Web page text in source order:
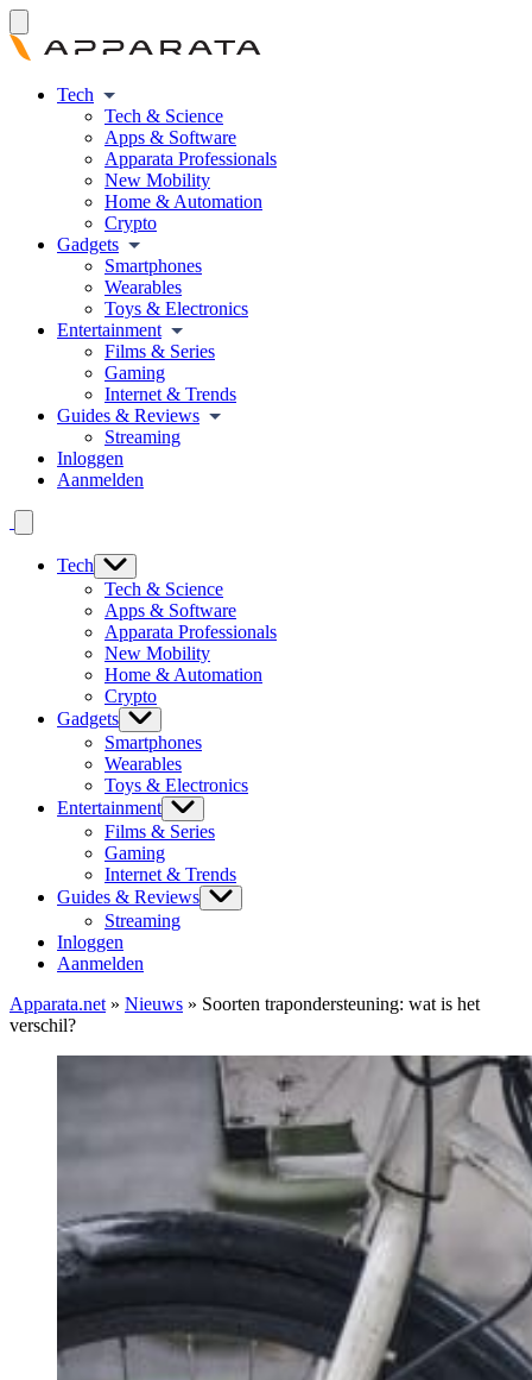
Tech
Tech & Science
Apps & Software
Apparata Professionals
New Mobility
Home & Automation
Crypto
Gadgets
Smartphones
Wearables
Toys & Electronics
Entertainment
Films & Series
Gaming
Internet & Trends
Guides & Reviews
Streaming
Inloggen
Aanmelden
Tech
Tech & Science
Apps & Software
Apparata Professionals
New Mobility
Home & Automation
Crypto
Gadgets
Smartphones
Wearables
Toys & Electronics
Entertainment
Films & Series
Gaming
Internet & Trends
Guides & Reviews
Streaming
Inloggen
Aanmelden
Apparata.net » Nieuws » Soorten trapondersteuning: wat is het
verschil?